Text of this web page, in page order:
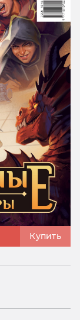
Купить